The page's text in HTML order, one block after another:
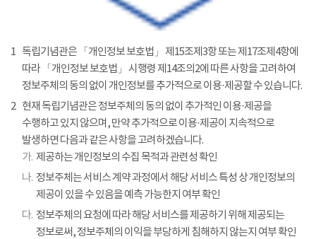
1 독립기념관은 「개인정보 보호법」 제15조제3항 또는 제17조제4항에
따라 「개인정보 보호법」 시행령 제14조의2에 따른 사항을 고려하여
정보주체의 동의 없이 개인정보를 추가적으로 이용·제공할 수 있습니다.
2 현재 독립기념관은 정보주체의 동의 없이 추가적인 이용·제공을
수행하고 있지 않으며, 만약 추가적으로 이용·제공이 지속적으로
발생하면 다음과 같은 사항을 고려하겠습니다.
가. 제공하는 개인정보의 수집 목적과 관련성 확인
나. 정보주체는 서비스 계약 과정에서 해당 서비스 특성 상 개인정보의
제공이 있을 수 있음을 예측 가능한지 여부 확인
다. 정보주체의 요청에 따라 해당 서비스를 제공하기 위해 제공되는
정보로써, 정보주체의 이익을 부당하게 침해하지 않는지 여부 확인